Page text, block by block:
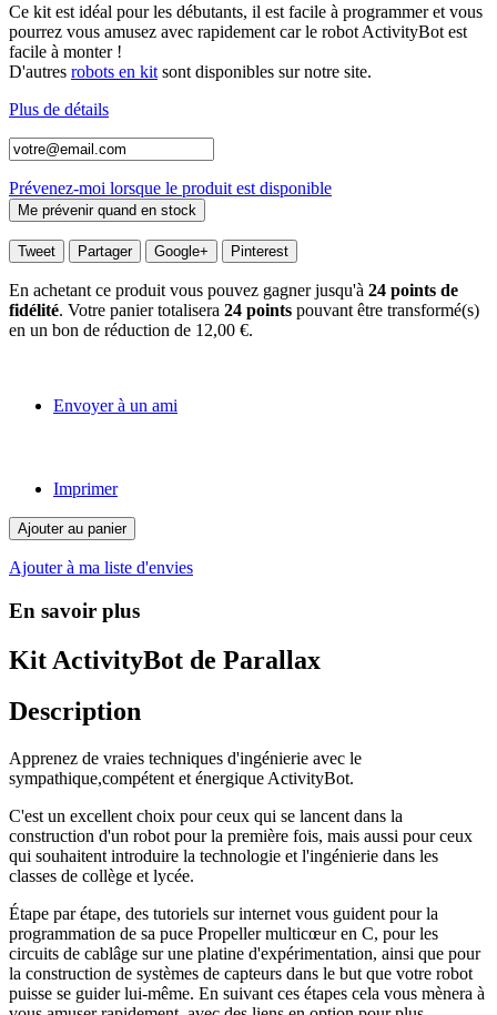
Ce kit est idéal pour les débutants, il est facile à programmer et vous
pourrez vous amusez avec rapidement car le robot ActivityBot est
facile à monter !
D'autres robots en kit sont disponibles sur notre site.
Plus de détails
Prévenez-moi lorsque le produit est disponible
Tweet Partager Google+ Pinterest
En achetant ce produit vous pouvez gagner jusqu'à 24 points de
fidélité. Votre panier totalisera 24 points pouvant être transformé(s)
en un bon de réduction de 12,00 €.
Envoyer à un ami
Imprimer
Ajouter au panier
Ajouter à ma liste d'envies
En savoir plus
Kit ActivityBot de Parallax
Description
Apprenez de vraies techniques d'ingénierie avec le
sympathique,compétent et énergique ActivityBot.
C'est un excellent choix pour ceux qui se lancent dans la
construction d'un robot pour la première fois, mais aussi pour ceux
qui souhaitent introduire la technologie et l'ingénierie dans les
classes de collège et lycée.
Étape par étape, des tutoriels sur internet vous guident pour la
programmation de sa puce Propeller multicœur en C, pour les
circuits de cablâge sur une platine d'expérimentation, ainsi que pour
la construction de systèmes de capteurs dans le but que votre robot
puisse se guider lui-même. En suivant ces étapes cela vous mènera à